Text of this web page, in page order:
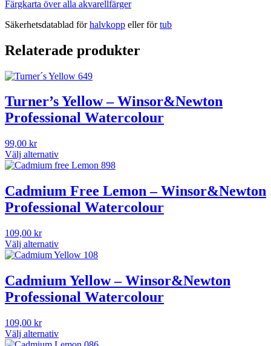
Färgkarta över alla akvarellfärger
Säkerhetsdatablad förhalvkopp eller förtub
Relaterade produkter
Turner’s Yellow – Winsor&Newton
Professional Watercolour
99,00 kr
Välj alternativ
Den
produkten
har
flera
De
olika
alternativen
kan
väljas
på
produktsidan
Cadmium Free Lemon – Winsor&Newton
Professional Watercolour
109,00 kr
Välj alternativ
Den
produkten
har
flera
De
olika
alternativen
Cadmium Yellow – Winsor&Newton
Professional Watercolour
109,00 kr
Välj alternativ
Den